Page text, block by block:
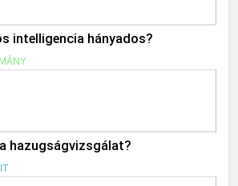
intelligencia hányados?
hazugságvizsgálat?